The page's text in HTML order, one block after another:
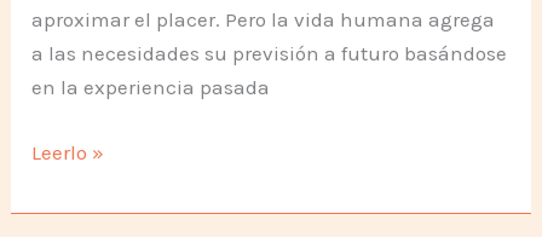
aproximar el placer. Pero la vida humana agrega
a las necesidades su previsión a futuro basándose
en la experiencia pasada
La
Humanista
Leerlo »